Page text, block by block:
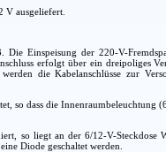
V ausgeliefert.
Einspeisung der 220-V-
erfolgt über ein dreipoliges
die Kabelanschlüsse zur
so dass die Innenraumbeleuchtung
so liegt an der 6/12-V-Steckdose
Diode geschaltet werden.